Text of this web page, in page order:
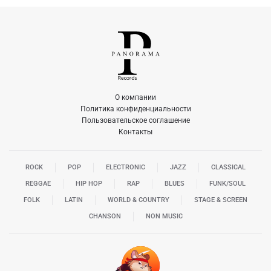
О компании
Политика конфиденциальности
Пользовательское соглашение
Контакты
ROCK POP ELECTRONIC JAZZ CLASSICAL
REGGAE HIP HOP RAP BLUES FUNK/SOUL
FOLK LATIN WORLD & COUNTRY STAGE & SCREEN
CHANSON NON MUSIC